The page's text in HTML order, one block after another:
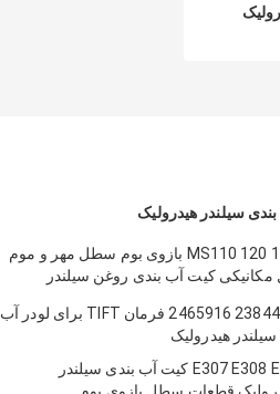
سیلندر هیدرولیک
MS110 120 180 بازوی بوم سطل مهر و موم
مکانیکی کیت آب بندی روغن سیلندر
2384462 2465916 فرمان TIFT برای لودر آب
سیلندر هیدرولیک
E307 E308 E70 کیت آب بندی سیلندر